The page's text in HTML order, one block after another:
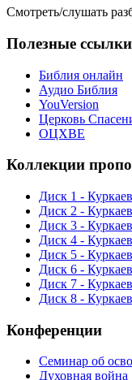
Смотреть/слушать
Полезные ссылки
Библия онлайн
Аудио Библия
YouVersion
Церковь
ОЦХВЕ
Коллекции
Диск 1 -
Диск 2 -
Диск 3 -
Диск 4 -
Диск 5 -
Диск 6 -
Диск 7 -
Диск 8 -
Конференции
Семинар об
Духовная война